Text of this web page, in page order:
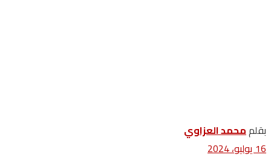
بقلممحمد العزاوي
16 يوليو، 2024